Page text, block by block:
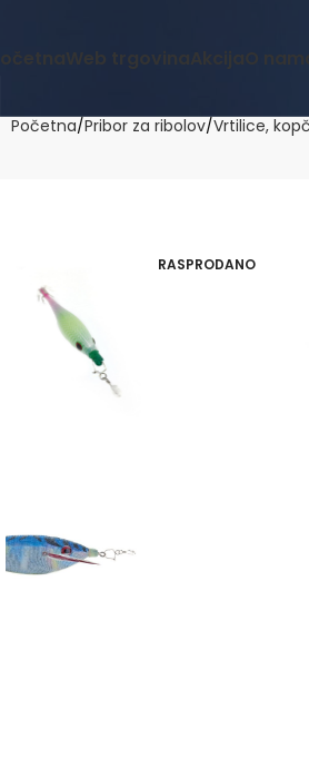
Početna Pribor za ribolov Vrtilice,
RASPRODANO